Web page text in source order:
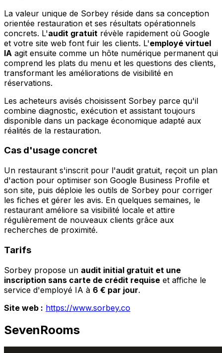
La valeur unique de Sorbey réside dans sa conception
orientée restauration et ses résultats opérationnels
concrets. L'audit gratuit révèle rapidement où Google
et votre site web font fuir les clients. L'employé virtuel
IA agit ensuite comme un hôte numérique permanent qui
comprend les plats du menu et les questions des clients,
transformant les améliorations de visibilité en
réservations.
Les acheteurs avisés choisissent Sorbey parce qu'il
combine diagnostic, exécution et assistant toujours
disponible dans un package économique adapté aux
réalités de la restauration.
Cas d'usage concret
Un restaurant s'inscrit pour l'audit gratuit, reçoit un plan
d'action pour optimiser son Google Business Profile et
son site, puis déploie les outils de Sorbey pour corriger
les fiches et gérer les avis. En quelques semaines, le
restaurant améliore sa visibilité locale et attire
régulièrement de nouveaux clients grâce aux
recherches de proximité.
Tarifs
Sorbey propose un audit initial gratuit et une
inscription sans carte de crédit requise et affiche le
service d'employé IA à 6 € par jour.
Site web : https://www.sorbey.co
SevenRooms